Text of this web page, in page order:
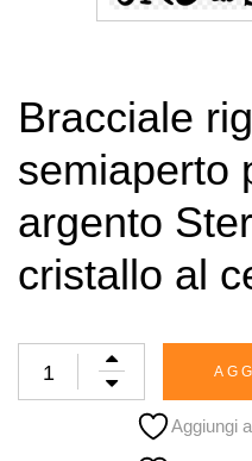
Bracciale
semiaperto
argento
cristallo al
Aggiungi